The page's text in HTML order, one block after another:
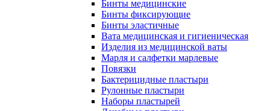
Бинты медицинские
Бинты фиксирующие
Бинты эластичные
Вата медицинская и гигиеническая
Изделия из медицинской ваты
Марля и салфетки марлевые
Повязки
Бактерицидные пластыри
Рулонные пластыри
Наборы пластырей